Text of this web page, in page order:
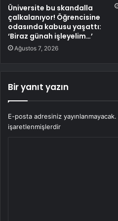
Üniversite bu skandalla
çalkalanıyor! Öğrencisine
odasında kabusu yaşattı:
‘Biraz günah işleyelim…’
Ağustos 7, 2026
Bir yanıt yazın
E-posta adresiniz yayınlanmayacak.
işaretlenmişlerdir